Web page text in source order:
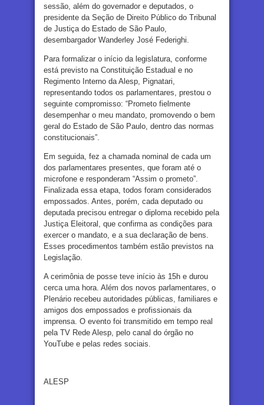
sessão, além do governador e deputados, o
presidente da Seção de Direito Público do Tribunal
de Justiça do Estado de São Paulo,
desembargador Wanderley José Federighi.
Para formalizar o início da legislatura, conforme
está previsto na Constituição Estadual e no
Regimento Interno da Alesp, Pignatari,
representando todos os parlamentares, prestou o
seguinte compromisso: “Prometo fielmente
desempenhar o meu mandato, promovendo o bem
geral do Estado de São Paulo, dentro das normas
constitucionais”.
Em seguida, fez a chamada nominal de cada um
dos parlamentares presentes, que foram até o
microfone e responderam “Assim o prometo”.
Finalizada essa etapa, todos foram considerados
empossados. Antes, porém, cada deputado ou
deputada precisou entregar o diploma recebido pela
Justiça Eleitoral, que confirma as condições para
exercer o mandato, e a sua declaração de bens.
Esses procedimentos também estão previstos na
Legislação.
A cerimônia de posse teve início às 15h e durou
cerca uma hora. Além dos novos parlamentares, o
Plenário recebeu autoridades públicas, familiares e
amigos dos empossados e profissionais da
imprensa. O evento foi transmitido em tempo real
pela TV Rede Alesp, pelo canal do órgão no
YouTube e pelas redes sociais.
ALESP